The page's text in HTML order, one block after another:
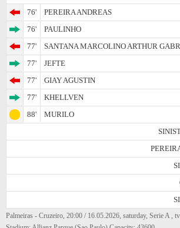
76'
PEREIRA ANDREAS
76'
PAULINHO
77'
SANTANA MARCOLINO ARTHUR
77'
JEFTE
77'
GIAY AGUSTIN
77'
KHELLVEN
88'
MURILO
Palmeiras - Cruzeiro, 20:00 / 16.05.2026, saturday, Serie A ,